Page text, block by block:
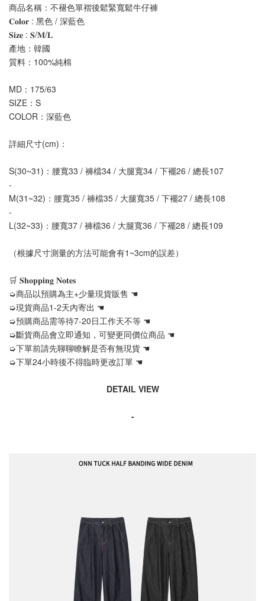
商品名稱：不褪色單褶後鬆緊寬鬆牛仔褲
𝐂𝐨𝐥𝐨𝐫 : 黑色 / 深藍色
𝐒𝐢𝐳𝐞 : 𝐒/𝐌/𝐋
產地：韓國
質料：100%純棉
MD：175/63
SIZE：S
COLOR：深藍色
詳細尺寸(cm)：
S(30~31)：腰寬33 / 褲檔34 / 大腿寬34 / 下襬26 / 總長107
-
M(31~32)：腰寬35 / 褲檔35 / 大腿寬35 / 下襬27 / 總長108
-
L(32~33)：腰寬37 / 褲檔36 / 大腿寬36 / 下襬28 / 總長109
（根據尺寸測量的方法可能會有1~3cm的誤差）
🛒 𝐒𝐡𝐨𝐩𝐩𝐢𝐧𝐠 𝐍𝐨𝐭𝐞𝐬
➭商品以預購為主+少量現貨販售 ☚
➭現貨商品1-2天內寄出 ☚
➭預購商品需等待7-20日工作天不等 ☚
➭斷貨商品會立即通知，可變更同價位商品 ☚
➭下單前請先聊聊瞭解是否有無現貨 ☚
➭下單24小時後不得臨時更改訂單 ☚
DETAIL VIEW
-